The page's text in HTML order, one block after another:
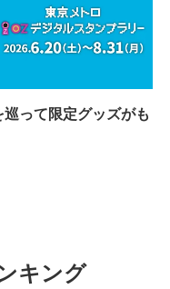
って限定グッズがも
キング